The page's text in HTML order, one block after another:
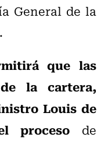
General de la
que las
la cartera,
Louis de
proceso de